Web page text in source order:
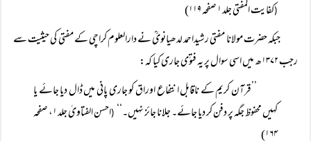
(کفایت المفتی جلد ۱ صفحہ ۱۱۹)
جبکہ حضرت مولانا مفتی رشیداحمد لدھیانویؒ نے دارالعلوم کراچی کے مفتی کی حیثیت سے
رجب ۱۳۷۲ھ میں اسی سوال پر یہ فتوٰی جاری کیا کہ:
’’قرآن کریم کے ناقابل انتفاع اوراق کو جاری پانی میں ڈال دیا جائے یا
کہیں محفوظ جگہ پر دفن کر دیا جائے۔ جلانا جائز نہیں۔‘‘
(
احسن الفتاویٰ جلد ۱، صفحہ
۱۶۴)